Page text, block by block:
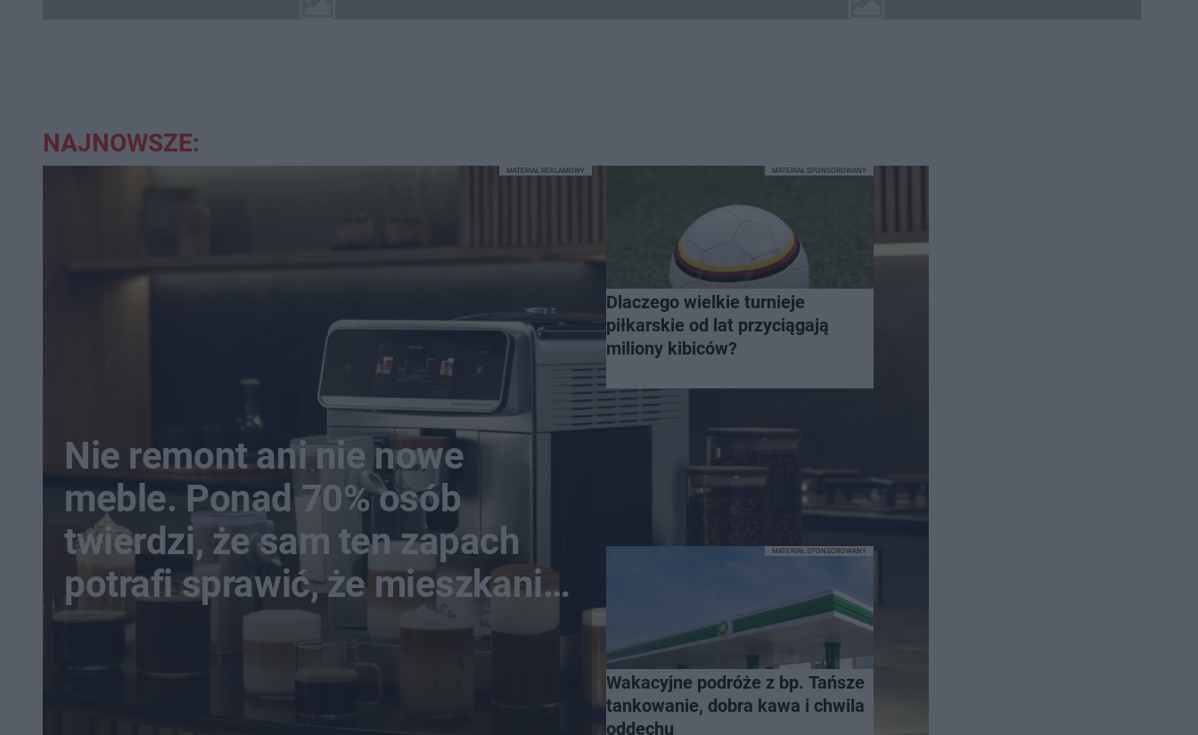
NAJNOWSZE:
Nie remont ani nie nowe
meble. Ponad 70% osób
twierdzi, że sam ten zapach
potrafi sprawić, że mieszkanie
staje się domem
MATERIAŁ REKLAMOWY
Dlaczego wielkie turnieje
piłkarskie od lat przyciągają
miliony kibiców?
MATERIAŁ SPONSOROWANY
Wakacyjne podróże z bp. Tańsze
tankowanie, dobra kawa i chwila
oddechu
MATERIAŁ SPONSOROWANY